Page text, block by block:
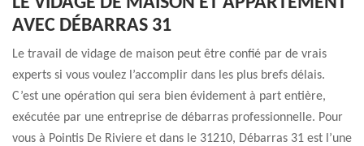
AVEC DÉBARRAS 31
Le travail de vidage de maison peut être confié par de vrais
experts si vous voulez l’accomplir dans les plus brefs délais.
C’est une opération qui sera bien évidement à part entière,
exécutée par une entreprise de débarras professionnelle. Pour
vous à Pointis De Riviere et dans le 31210, Débarras 31 est l’une